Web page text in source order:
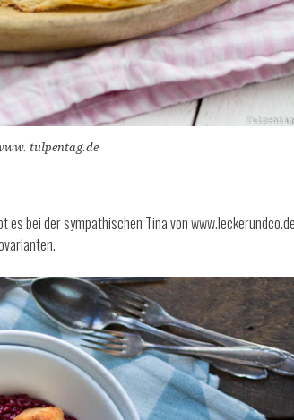
tulpentag.de
es bei der sympathischen Tina von